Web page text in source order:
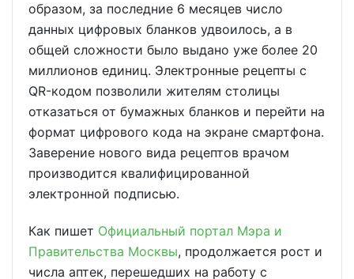
образом, за последние 6 месяцев число
данных цифровых бланков удвоилось, а в
общей сложности было выдано уже более 20
миллионов единиц. Электронные рецепты с
QR-кодом позволили жителям столицы
отказаться от бумажных бланков и перейти на
формат цифрового кода на экране смартфона.
Заверение нового вида рецептов врачом
производится квалифицированной
электронной подписью.
Как пишет Официальный портал Мэра и
Правительства Москвы, продолжается рост и
числа аптек, перешедших на работу с